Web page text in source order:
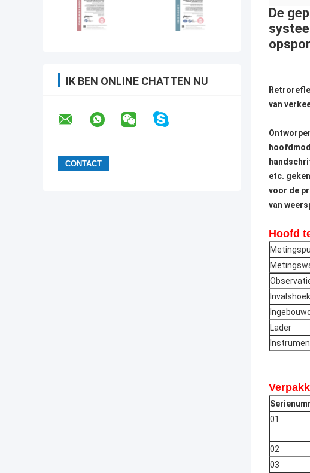
IK BEN ONLINE CHATTEN NU
De
van
etc.
voor de
van
Hoofd
Invalshoek
Lader
01
02
03